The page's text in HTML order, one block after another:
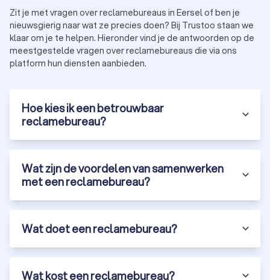
aansluit bij jouw wensen.
Budget:kies een bureau dat binnen je budget past
zonder in te leveren op kwaliteit.
Specialisaties:sommige bureaus focussen op
specifieke sectoren of marketingtechnieken.
Met Trustoo vind je eenvoudig de beste reclamebureaus in
groeien.
Zit je met vragen over reclamebureaus in Eersel of ben je
nieuwsgierig naar wat ze precies doen? Bij Trustoo staan we
klaar om je te helpen. Hieronder vind je de antwoorden op de
meestgestelde vragen over reclamebureaus die via ons
platform hun diensten aanbieden.
Hoe kies ik een betrouwbaar
reclamebureau?
Wat zijn de voordelen van samenwerken
met een reclamebureau?
Wat doet een reclamebureau?
Wat kost een reclamebureau?